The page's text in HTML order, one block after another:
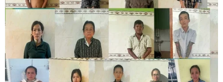
Theo dõi VietnamPlus